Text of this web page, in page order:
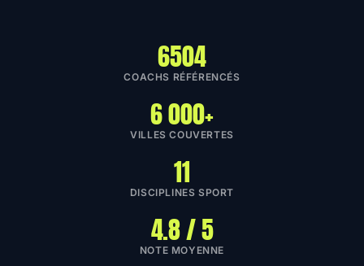
6504
COACHS RÉFÉRENCÉS
6 000+
VILLES COUVERTES
11
DISCIPLINES SPORT
4.8 / 5
NOTE MOYENNE